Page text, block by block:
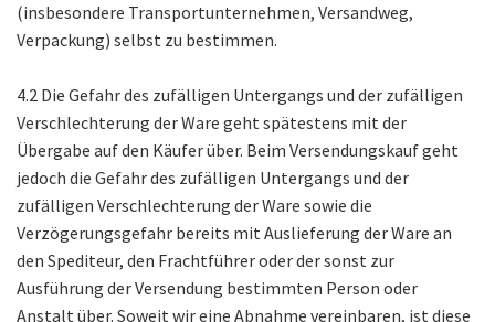
(insbesondere Transportunternehmen, Versandweg,
Verpackung) selbst zu bestimmen.
4.2 Die Gefahr des zufälligen Untergangs und der zufälligen
Verschlechterung der Ware geht spätestens mit der
Übergabe auf den Käufer über. Beim Versendungskauf geht
jedoch die Gefahr des zufälligen Untergangs und der
zufälligen Verschlechterung der Ware sowie die
Verzögerungsgefahr bereits mit Auslieferung der Ware an
den Spediteur, den Frachtführer oder der sonst zur
Ausführung der Versendung bestimmten Person oder
Anstalt über. Soweit wir eine Abnahme vereinbaren, ist diese